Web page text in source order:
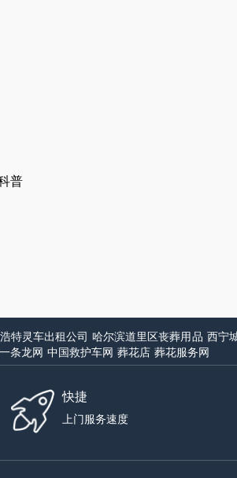
普
特灵车出租公司 哈尔滨道里区丧葬用品 西宁
条龙网 中国救护车网 葬花店 葬花服务网
快捷
上门服务速度